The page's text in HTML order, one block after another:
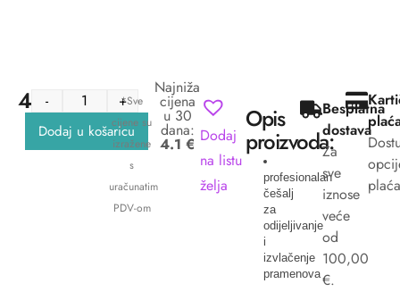
4.10-
+
Dodaj u košaricu
*Sve
cijene su
izražene
s
uračunatim
PDV-om
Najniža
cijena
u 30
dana:
4.1 € Dodaj
na listu
želja
Opis
proizvoda:
profesionalan
češalj
za
odijeljivanje
i
izvlačenje
pramenova
Besplatna
dostava
Za
sve
iznose
veće
od
100,00
€.